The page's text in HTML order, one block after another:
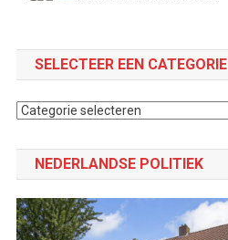
SELECTEER EEN CATEGORIE
Selecteer
NEDERLANDSE POLITIEK